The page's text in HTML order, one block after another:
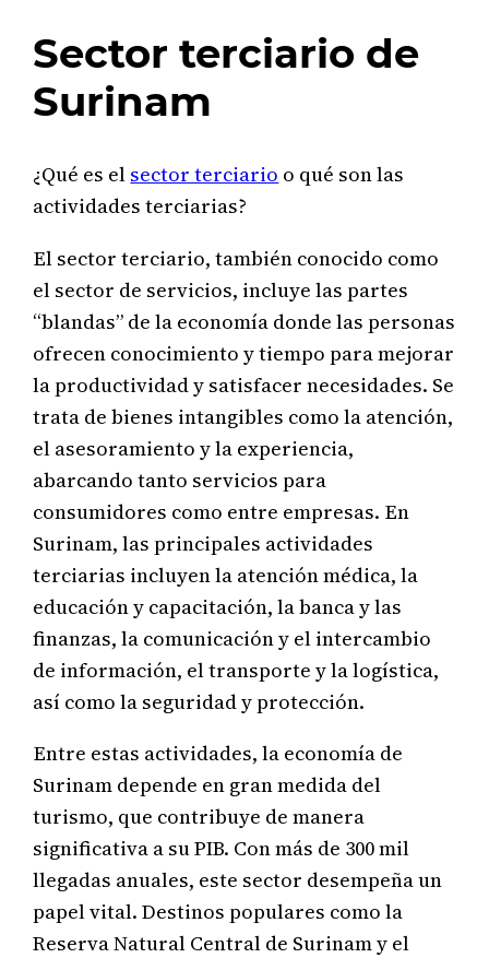
Sector terciario de
Surinam
¿Qué es el sector terciario o qué son las
actividades terciarias?
El sector terciario, también conocido como
el sector de servicios, incluye las partes
“blandas” de la economía donde las personas
ofrecen conocimiento y tiempo para mejorar
la productividad y satisfacer necesidades. Se
trata de bienes intangibles como la atención,
el asesoramiento y la experiencia,
abarcando tanto servicios para
consumidores como entre empresas. En
Surinam, las principales actividades
terciarias incluyen la atención médica, la
educación y capacitación, la banca y las
finanzas, la comunicación y el intercambio
de información, el transporte y la logística,
así como la seguridad y protección.
Entre estas actividades, la economía de
Surinam depende en gran medida del
turismo, que contribuye de manera
significativa a su PIB. Con más de 300 mil
llegadas anuales, este sector desempeña un
papel vital. Destinos populares como la
Reserva Natural Central de Surinam y el